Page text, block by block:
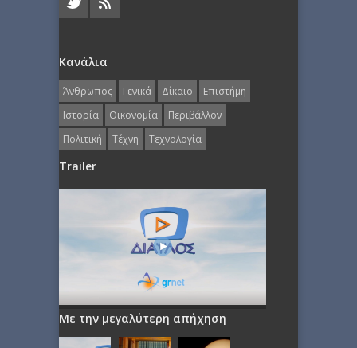
Κανάλια
Άνθρωπος Γενικά Δίκαιο
Επιστήμη
Ιστορία
Οικονομία
Περιβάλλον
Πολιτική
Τέχνη Τεχνολογία
Trailer
Με την μεγαλύτερη απήχηση